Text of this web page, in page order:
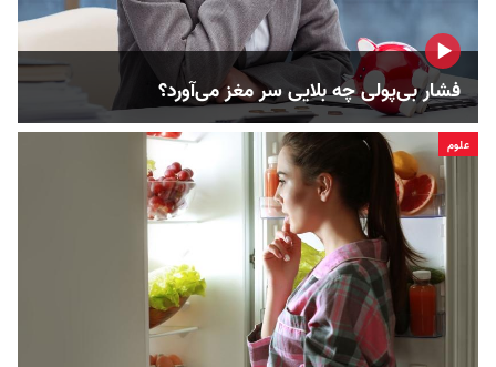
فشار بی‌پولی چه بلایی سر مغز می‌آورد؟
علوم